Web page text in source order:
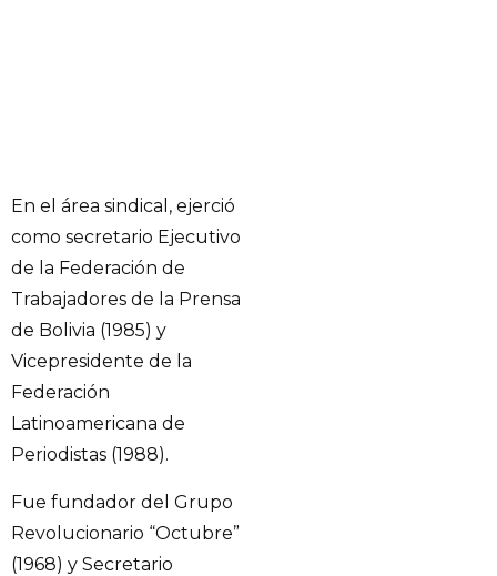
En el área sindical, ejerció
como secretario Ejecutivo
de la Federación de
Trabajadores de la Prensa
de Bolivia (1985) y
Vicepresidente de la
Federación
Latinoamericana de
Periodistas (1988).
Fue fundador del Grupo
Revolucionario “Octubre”
(1968) y Secretario